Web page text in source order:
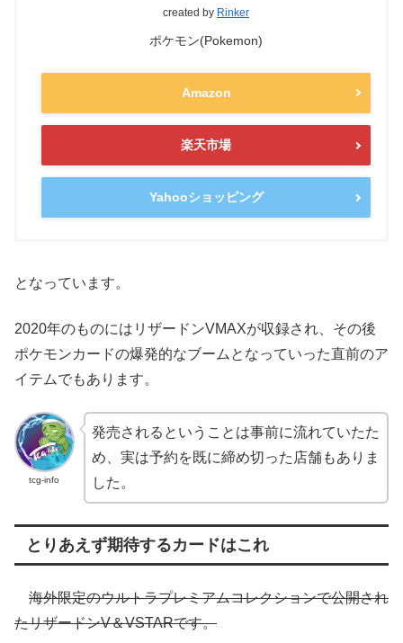
created by Rinker
ポケモン(Pokemon)
Amazon
楽天市場
Yahooショッピング
となっています。
2020年のものにはリザードンVMAXが収録され、その後
ポケモンカードの爆発的なブームとなっていった直前のア
イテムでもあります。
tcg-info
発売されるということは事前に流れていたた
め、実は予約を既に締め切った店舗もありま
した。
とりあえず期待するカードはこれ
海外限定のウルトラプレミアムコレクションで公開され
たリザードンV＆VSTARです。